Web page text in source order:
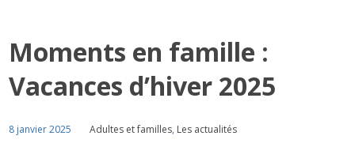
Moments en famille :
Vacances d’hiver 2025
8 janvier 2025 Adultes et familles, Les actualités